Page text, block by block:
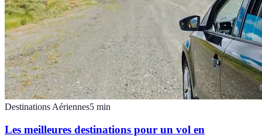
Destinations Aériennes5 min
Les meilleures destinations pour un vol en